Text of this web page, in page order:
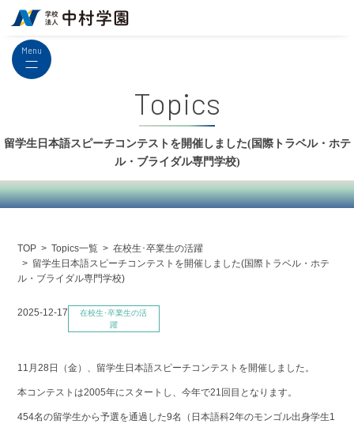
Menu
Topics
留学生日本語スピーチコンテストを開催しました(国際トラベル・ホテ
ル・ブライダル専門学校)
TOP Topics一覧
在校生･卒業生の活躍
留学生日本語スピーチコンテストを開催しました(国際トラベル・ホテ
ル・ブライダル専門学校)
2025-12-17
在校生･卒業生の活
躍
11月28日（金）、留学生日本語スピーチコンテストを開催しました。
本コンテストは2005年にスタートし、今年で21回目となります。
454名の留学生から予選を通過した9名（日本語科2年のモンゴル出身学生1